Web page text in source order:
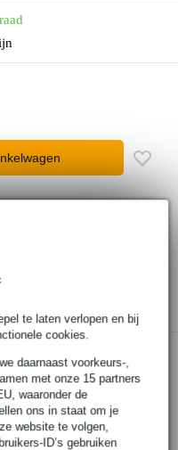
te laten verlopen en bij
cookies.
daarnaast voorkeurs-,
met onze 15 partners
waaronder de
ons in staat om je
website te volgen,
ID’s gebruiken